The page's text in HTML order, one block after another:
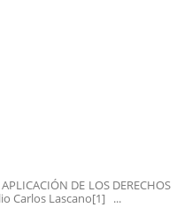
DE LOS DERECHOS
Carlos Lascano[1] ...